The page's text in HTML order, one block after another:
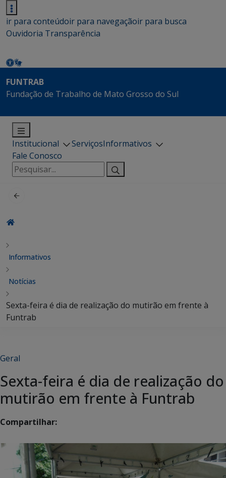
ir para conteúdoir para navegaçãoir para busca
Ouvidoria Transparência
FUNTRAB
Fundação de Trabalho de Mato Grosso do Sul
Institucional ServiçosInformativos
Fale Conosco
Pesquisar
por:
Informativos
Notícias
Sexta-feira é dia de realização do mutirão em frente à
Funtrab
Geral
Sexta-feira é dia de realização do
mutirão em frente à Funtrab
Compartilhar: